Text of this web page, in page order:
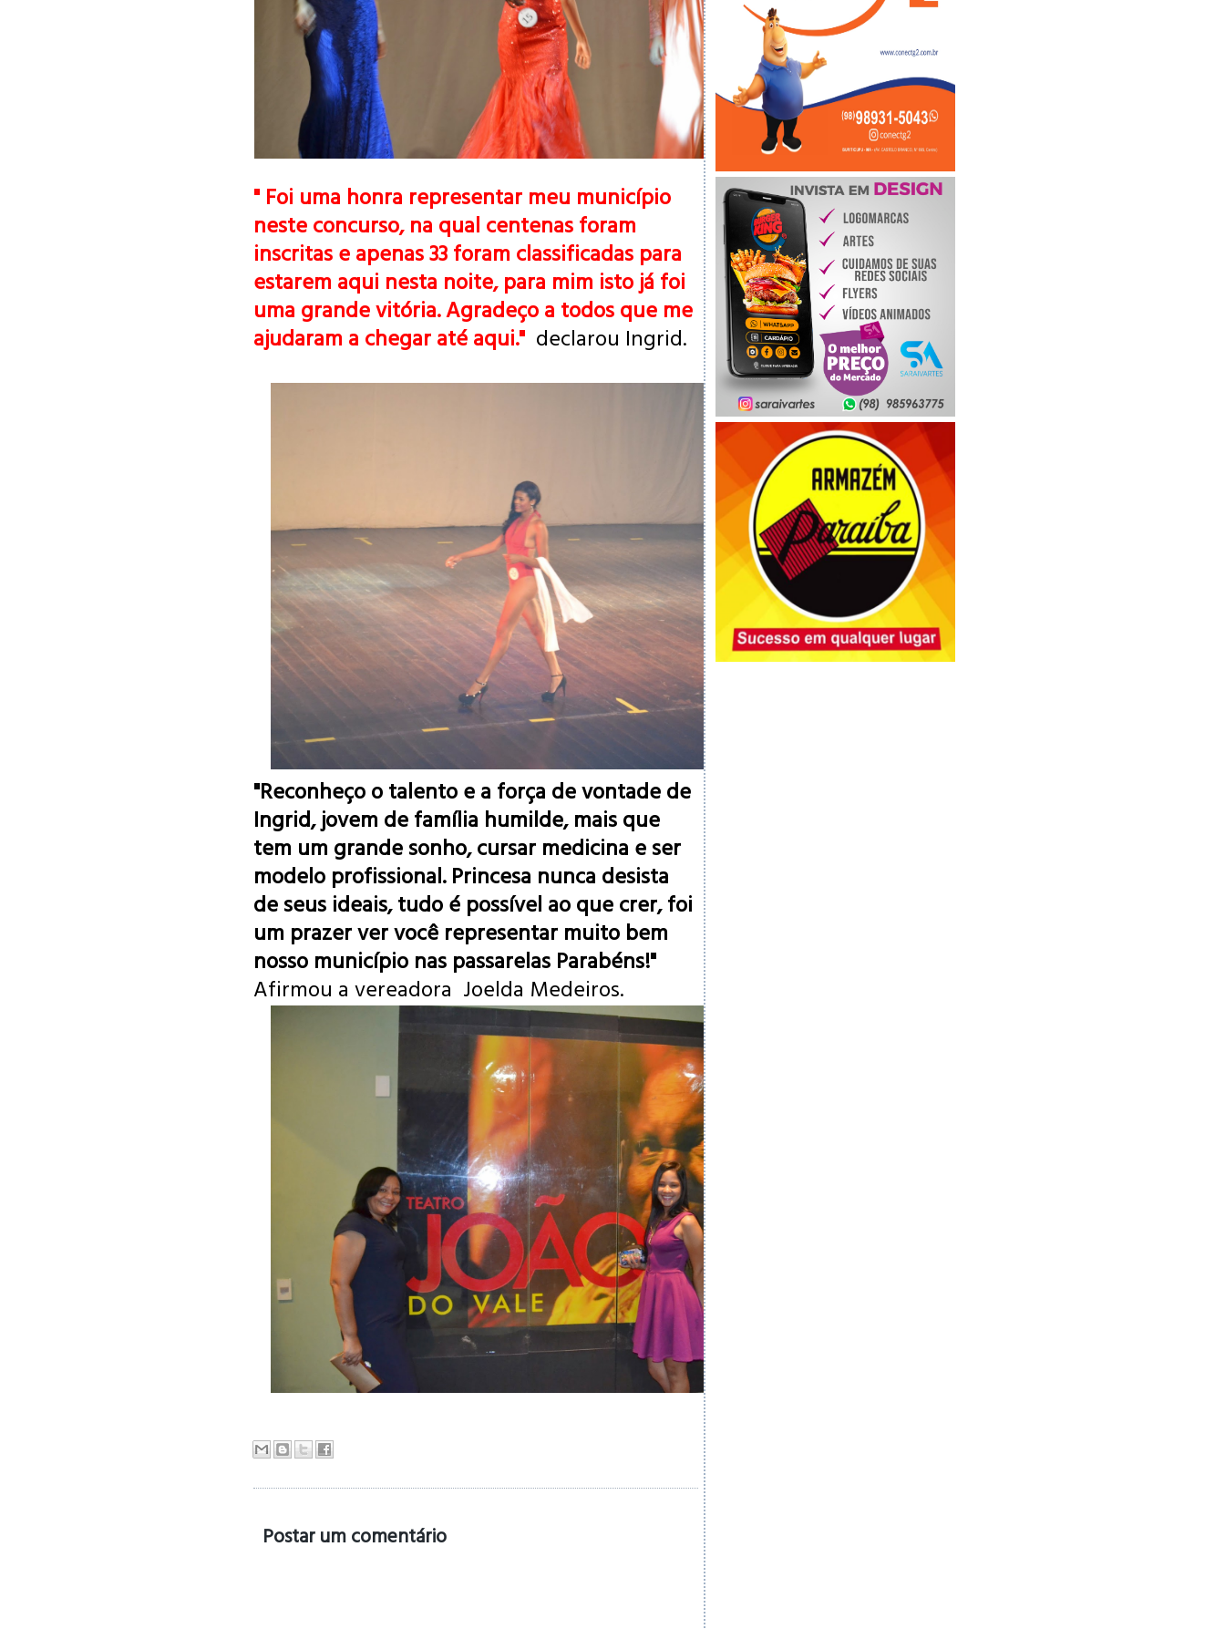
" Foi uma honra representar meu município
neste concurso, na qual centenas foram
inscritas e apenas 33 foram classificadas para
estarem aqui nesta noite, para mim isto já foi
uma grande vitória. Agradeço a todos que me
ajudaram a chegar até aqui." declarou Ingrid.
"Reconheço o talento e a força de vontade de
Ingrid, jovem de família humilde, mais que
tem um grande sonho, cursar medicina e ser
modelo profissional. Princesa nunca desista
de seus ideais, tudo é possível ao que crer, foi
um prazer ver você representar muito bem
nosso município nas passarelas Parabéns!"
Afirmou a vereadora Joelda Medeiros.
Postar um comentário